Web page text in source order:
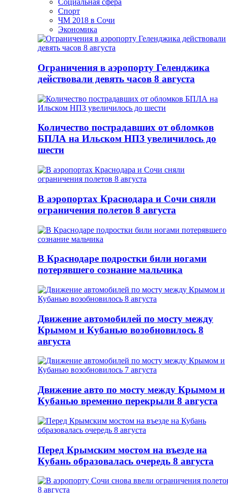
Социальная сфера
Спорт
ЧМ 2018 в Сочи
Экономика
Ограничения в аэропорту Геленджика
действовали девять часов 8 августа
Количество пострадавших от обломков
БПЛА на Ильском НПЗ увеличилось до
шести
В аэропортах Краснодара и Сочи сняли
ограничения полетов 8 августа
В Краснодаре подростки били ногами
потерявшего сознание мальчика
Движение автомобилей по мосту между
Крымом и Кубанью возобновилось 8
августа
Движение авто по мосту между Крымом и
Кубанью временно перекрыли 8 августа
Перед Крымским мостом на въезде на
Кубань образовалась очередь 8 августа